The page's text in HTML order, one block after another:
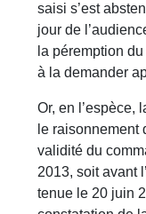
saisi s’est
jour de
la péremption
à la demander
Or, en l’espèce,
le raisonnement
validité du
2013, soit avant
tenue le 20 juin